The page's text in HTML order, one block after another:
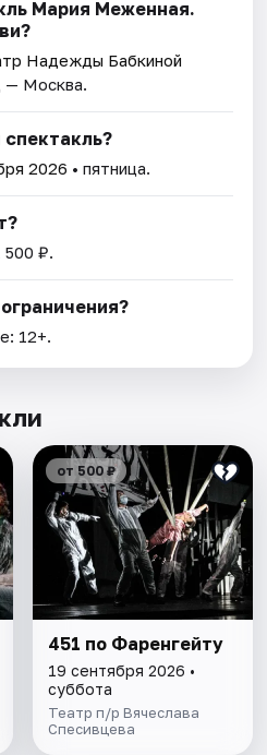
Мария Меженная.
Надежды Бабкиной
— Москва.
2026 • пятница.
500 ₽.
12+.
от 500 ₽
451 по Фаренгейту
19 сентября 2026 •
суббота
Театр п/р Вячеслава
Спесивцева